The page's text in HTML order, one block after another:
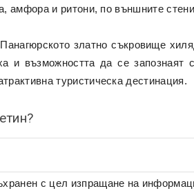
амфора и ритони, по външните
златно съкровище
възможността да се запознаят
туристическа дестинация.
с цел изпращане на